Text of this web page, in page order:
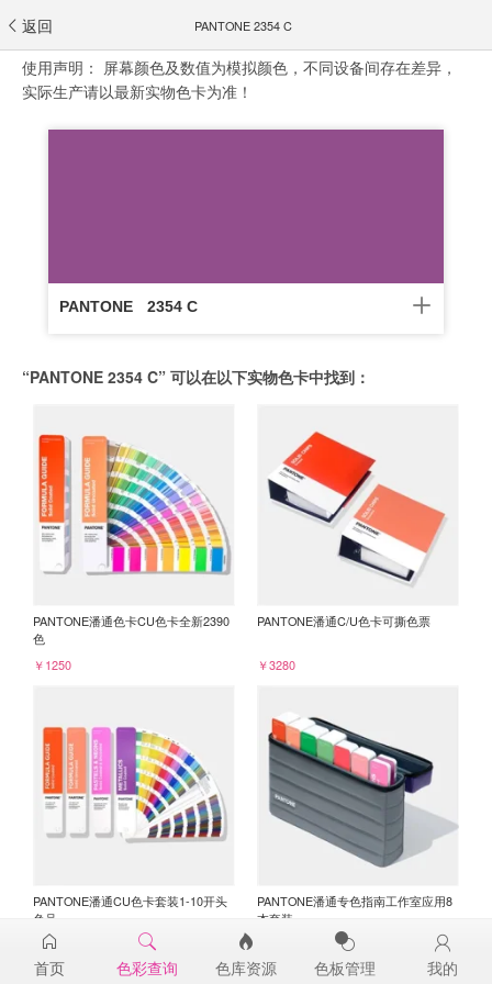
返回 PANTONE 2354 C
使用声明： 屏幕颜色及数值为模拟颜色，不同设备间存在差异，
实际生产请以最新实物色卡为准！
PANTONE 2354 C
“PANTONE 2354 C” 可以在以下实物色卡中找到：
PANTONE潘通色卡CU色卡全新2390
色
￥1250
PANTONE潘通C/U色卡可撕色票
￥3280
PANTONE潘通CU色卡套装1-10开头
色号
￥3045
PANTONE潘通专色指南工作室应用8
本套装
首页 色彩查询 色库资源 色板管理 我的